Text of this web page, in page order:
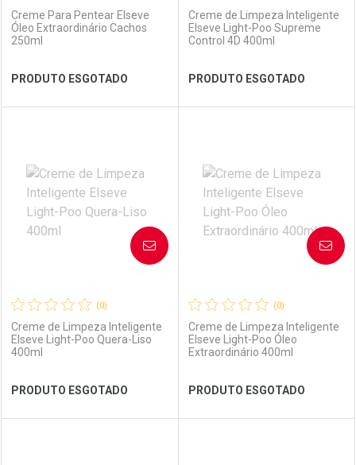
Ver Desconto Convênio Ver Desconto Convênio
Creme Para Pentear Elseve
Óleo Extraordinário Cachos
250ml
PRODUTO ESGOTADO
Laboratório
Ver Desconto Convênio
Por Menos
Creme de Limpeza Inteligente
Elseve Light-Poo Supreme
Control 4D 400ml
PRODUTO ESGOTADO
Laboratório
Ver Desconto Convênio
Por Menos
(0)
Creme de Limpeza Inteligente
Elseve Light-Poo Quera-Liso
400ml
PRODUTO ESGOTADO
AVISE-ME
(0)
Creme de Limpeza Inteligente
Elseve Light-Poo Óleo
Extraordinário 400ml
PRODUTO ESGOTADO
AVISE-ME